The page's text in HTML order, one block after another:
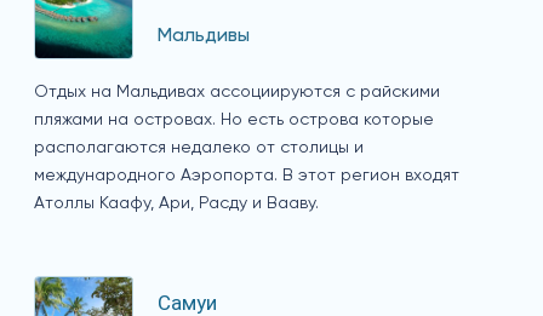
Мальдивы
Отдых на Мальдивах ассоциируются с райскими
пляжами на островах. Но есть острова которые
располагаются недалеко от столицы и
международного Аэропорта. В этот регион входят
Атоллы Каафу, Ари, Расду и Вааву.
Самуи